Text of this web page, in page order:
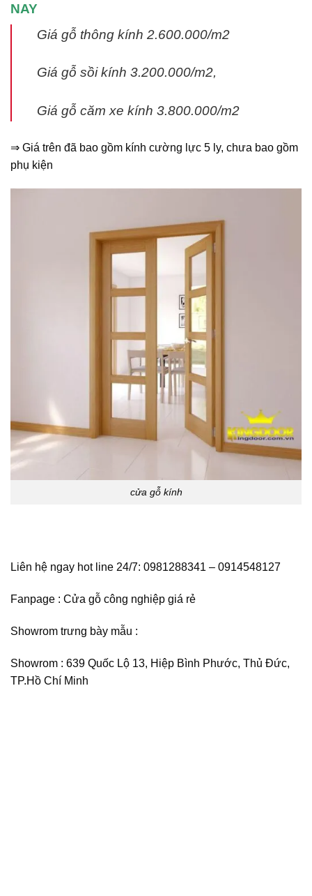
NAY
Giá gỗ thông kính 2.600.000/m2
Giá gỗ sồi kính 3.200.000/m2,
Giá gỗ căm xe kính 3.800.000/m2
⇒ Giá trên đã bao gồm kính cường lực 5 ly, chưa bao gồm
phụ kiện
cửa gỗ kính
Liên hệ ngay hot line 24/7: 0981288341 – 0914548127
Fanpage : Cửa gỗ công nghiệp giá rẻ
Showrom trưng bày mẫu :
Showrom : 639 Quốc Lộ 13, Hiệp Bình Phước, Thủ Đức,
TP.Hồ Chí Minh